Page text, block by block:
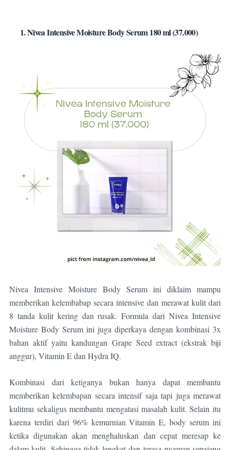
1. Nivea Intensive Moisture Body Serum 180 ml (37.000)
Nivea Intensive Moisture Body Serum ini diklaim mampu
memberikan kelembabap secara intensive dan merawat kulit dari
8 tanda kulit kering dan rusak. Formula dari Nivea Intensive
Moisture Body Serum ini juga diperkaya dengan kombinasi 3x
bahan aktif yaitu kandungan Grape Seed extract (ekstrak biji
anggur), Vitamin E dan Hydra IQ.
Kombinasi dari ketiganya bukan hanya dapat membantu
memberikan kelembapan secara intensif saja tapi juga merawat
kulitmu sekaligus membantu mengatasi masalah kulit. Selain itu
karena terdiri dari 96% kemurnian Vitamin E, body serum ini
ketika digunakan akan menghaluskan dan cepat meresap ke